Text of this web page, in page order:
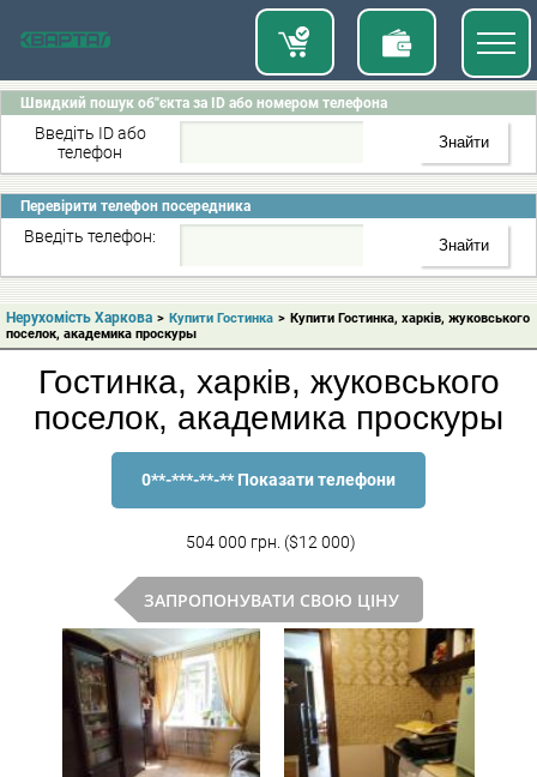
Швидкий пошук об"єкта за ID або номером телефона
Введіть ID або
телефон
Перевірити телефон посередника
Введіть телефон:
Нерухомість Харкова > Купити Гостинка > Купити Гостинка, харків, жуковського
поселок, академика проскуры
Гостинка, харків, жуковського
поселок, академика проскуры
0**-***-**-** Показати телефони
504 000 грн. ($12 000)
ЗАПРОПОНУВАТИ СВОЮ ЦІНУ